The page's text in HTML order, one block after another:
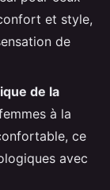
et style,
de
de la
à la
ce
avec